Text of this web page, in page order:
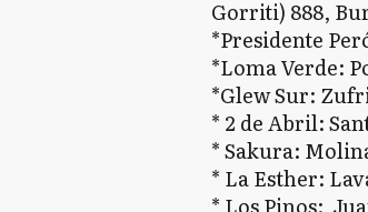
Gorriti) 888,
*Presidente
*Loma Verde:
*Glew Sur:
* 2 de Abril:
* Sakura:
* La Esther:
* Los Pinos: